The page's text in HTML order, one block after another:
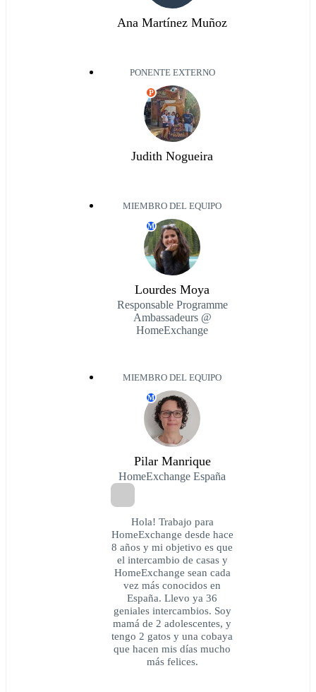
Ana Martínez Muñoz
PONENTE EXTERNO
P
Judith Nogueira
MIEMBRO DEL EQUIPO
M
Lourdes Moya
Responsable Programme
Ambassadeurs @
HomeExchange
MIEMBRO DEL EQUIPO
M
Pilar Manrique
HomeExchange España
Hola! Trabajo para
HomeExchange desde hace
8 años y mi objetivo es que
el intercambio de casas y
HomeExchange sean cada
vez más conocidos en
España. Llevo ya 36
geniales intercambios. Soy
mamá de 2 adolescentes, y
tengo 2 gatos y una cobaya
que hacen mis días mucho
más felices.